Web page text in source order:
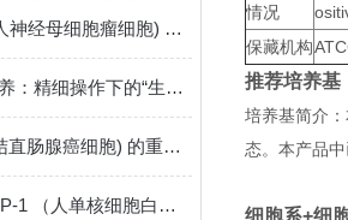
SH-SY5Y (人神经母细胞瘤细胞) ：神经系统研究的关键模型
293T细胞培养：精细操作下的“生命摇篮”
Caco-2 (人结直肠腺癌细胞) 的重要性和应用
深入探索THP-1 （人单核细胞白血病）
情况
保藏机构
推荐培养基
培养基简介
态。本产品
细胞系+细